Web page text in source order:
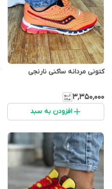
کتونی مردانه ساکنی نارنجی
۳٬۳۵۰٬۰۰۰
افزودن به سبد